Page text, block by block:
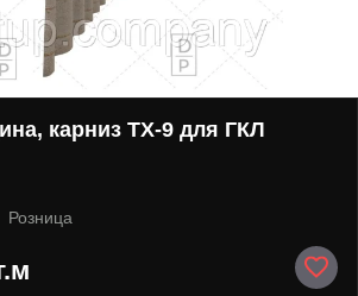
карниз TX-9 для ГКЛ
Розница